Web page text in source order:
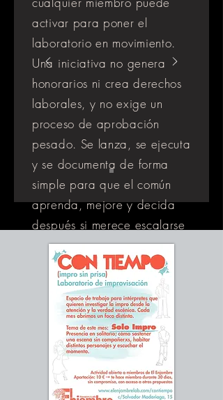
activar para poner el
laboratorio en movimiento.
Una iniciativa no genera
honorarios ni crea derechos
laborales, y no exige un
proceso de aprobación
pesado. Se lanza, se ejecuta
y se documenta de forma
simple para que el común
aprenda, mejore y decida
después si merece escalarse
a PROYECTO o convertirse
en parte de
ENTRENAMIENTO "CORE"
de la membresia.